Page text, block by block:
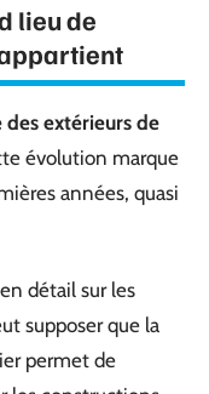
lieu de
des extérieurs de
évolution marque
années, quasi
détail sur les
supposer que la
permet de